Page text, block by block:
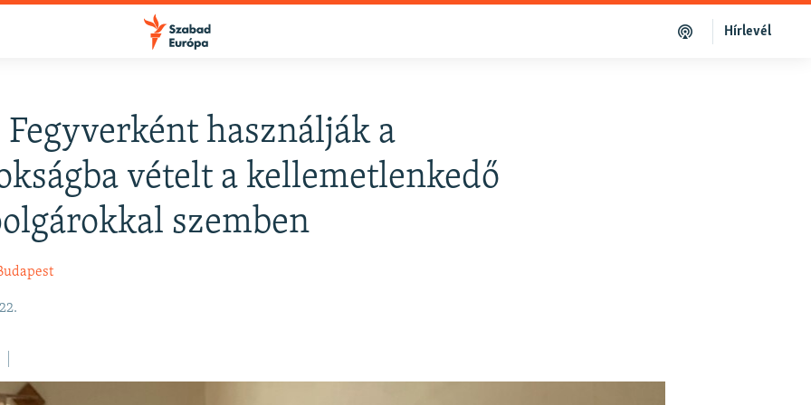
Hírlevél
Fegyverként használják a
vételt a kellemetlenkedő
szemben